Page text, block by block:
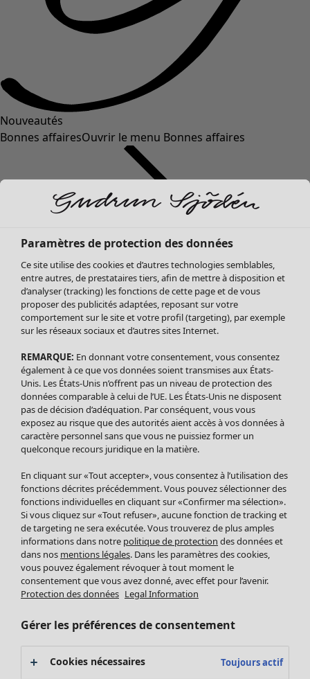
Nouveautés
Bonnes affairesOuvrir le menu Bonnes affaires
Soldes Vêtements
Tous les vêtements
Robes
Tuniques
Blouses
Tops
Gilets
Pantalon
Jupes
Leggings et collants
Accessoires
Chaussures
Vêtements de bain
Basics
Soldes Mobilier
Bonnes affaires déco
Décoration
Textiles
Tapis
Éponge
Paramètres de protection des données
Ce site utilise des cookies et d’autres technologies semblables,
entre autres, de prestataires tiers, afin de mettre à disposition et
d’analyser (tracking) les fonctions de cette page et de vous
proposer des publicités adaptées, reposant sur votre
comportement sur le site et votre profil (targeting), par exemple
sur les réseaux sociaux et d’autres sites Internet.
REMARQUE: En donnant votre consentement, vous consentez
également à ce que vos données soient transmises aux États-
Unis. Les États-Unis n’offrent pas un niveau de protection des
données comparable à celui de l’UE. Les États-Unis ne disposent
pas de décision d’adéquation. Par conséquent, vous vous
exposez au risque que des autorités aient accès à vos données à
caractère personnel sans que vous ne puissiez former un
quelconque recours juridique en la matière.
En cliquant sur «Tout accepter», vous consentez à l’utilisation des
fonctions décrites précédemment. Vous pouvez sélectionner des
fonctions individuelles en cliquant sur «Confirmer ma sélection».
Si vous cliquez sur «Tout refuser», aucune fonction de tracking et
de targeting ne sera exécutée. Vous trouverez de plus amples
informations dans notre politique de protection des données et
dans nos mentions légales. Dans les paramètres des cookies,
vous pouvez également révoquer à tout moment le
consentement que vous avez donné, avec effet pour l’avenir.
Protection des données Legal Information
Gérer les préférences de consentement
Cookies nécessaires Toujours actif